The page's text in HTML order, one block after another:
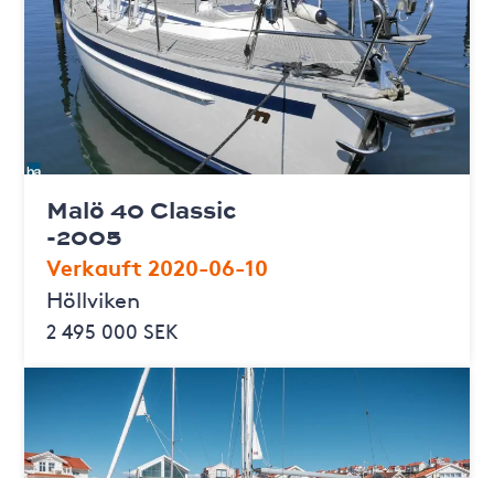
Malö 40 Classic
-2005
Verkauft 2020-06-10
Höllviken
2 495 000 SEK